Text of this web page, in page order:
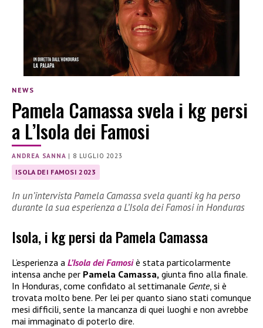
NEWS
Pamela Camassa svela i kg persi
a L’Isola dei Famosi
ANDREA SANNA | 8 LUGLIO 2023
ISOLA DEI FAMOSI 2023
In un’intervista Pamela Camassa svela quanti kg ha perso
durante la sua esperienza a L’Isola dei Famosi in Honduras
Isola, i kg persi da Pamela Camassa
L’esperienza a L’Isola dei Famosi è stata particolarmente
intensa anche per Pamela Camassa, giunta fino alla finale.
In Honduras, come confidato al settimanale Gente, si è
trovata molto bene. Per lei per quanto siano stati comunque
mesi difficili, sente la mancanza di quei luoghi e non avrebbe
mai immaginato di poterlo dire.